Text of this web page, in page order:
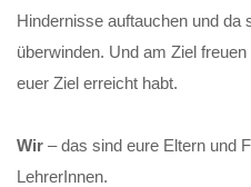
Hindernisse auftauchen und da
überwinden. Und am Ziel
euer Ziel erreicht habt.
Wir – das sind eure Eltern und
LehrerInnen.